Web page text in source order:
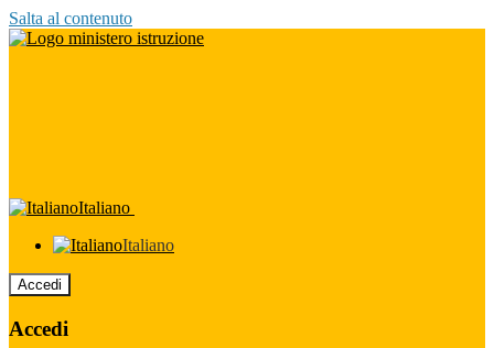
Salta al contenuto
Italiano
Italiano
Accedi
Accedi